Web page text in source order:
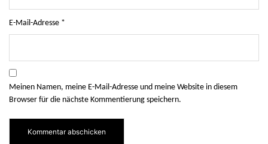
E-Mail-Adresse *
Meinen Namen, meine E-Mail-Adresse und meine Website in diesem
Browser für die nächste Kommentierung speichern.